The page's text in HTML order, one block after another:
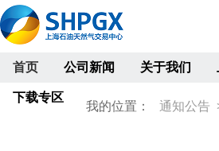
首页 公司新闻 关于我们
下载专区
我的位置： 通知公告